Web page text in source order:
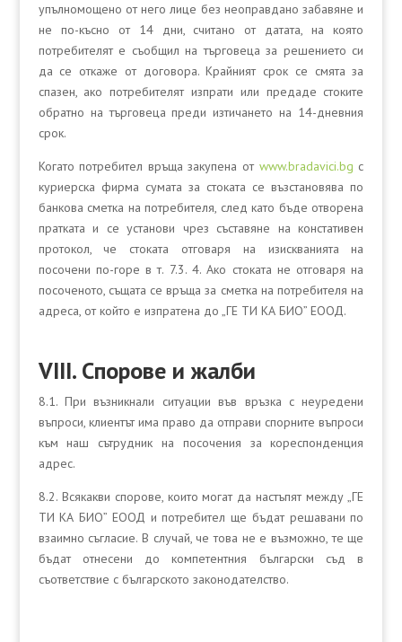
упълномощено от него лице без неоправдано забавяне и
не по-късно от 14 дни, считано от датата, на която
потребителят е съобщил на търговеца за решението си
да се откаже от договора. Крайният срок се смята за
спазен, ако потребителят изпрати или предаде стоките
обратно на търговеца преди изтичането на 14-дневния
срок.
Когато потребител връща закупена от www.bradavici.bg с
куриерска фирма сумата за стоката се възстановява по
банкова сметка на потребителя, след като бъде отворена
пратката и се установи чрез съставяне на констативен
протокол, че стоката отговаря на изискванията на
посочени по-горе в т. 7.3. 4. Ако стоката не отговаря на
посоченото, същата се връща за сметка на потребителя на
адреса, от който е изпратена до „ГЕ ТИ КА БИО” ЕООД.
VІІІ. Спорове и жалби
8.1. При възникнали ситуации във връзка с неуредени
въпроси, клиентът има право да отправи спорните въпроси
към наш сътрудник на посочения за кореспонденция
адрес.
8.2. Всякакви спорове, които могат да настъпят между „ГЕ
ТИ КА БИО” ЕООД и потребител ще бъдат решавани по
взаимно съгласие. В случай, че това не е възможно, те ще
бъдат отнесени до компетентния български съд в
съответствие с българското законодателство.